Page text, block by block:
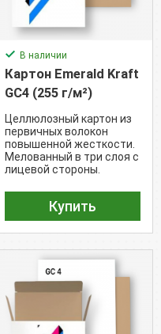
В наличии
Картон Emerald Kraft
GC4 (255 г/м²)
Целлюлозный картон из
первичных волокон
повышенной жесткости.
Мелованный в три слоя с
лицевой стороны.
крафт.
Купить